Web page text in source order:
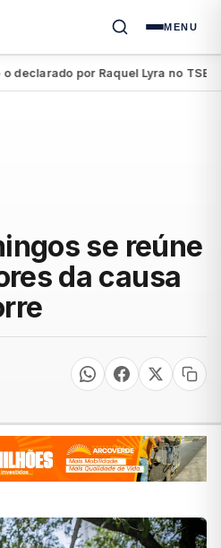
MENU
por Raquel Lyra no TSE●
se reúne
da causa